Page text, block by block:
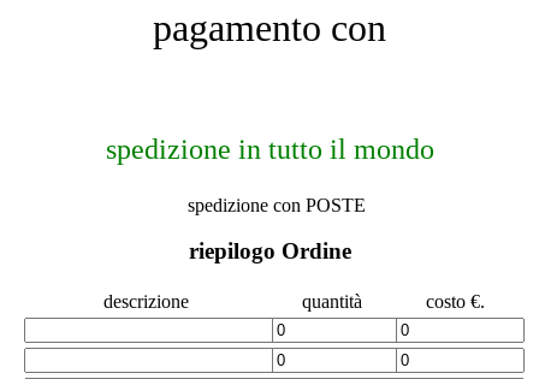
pagamento con
spedizione in tutto il mondo
spedizione con POSTE
riepilogo Ordine
descrizione quantità costo €.